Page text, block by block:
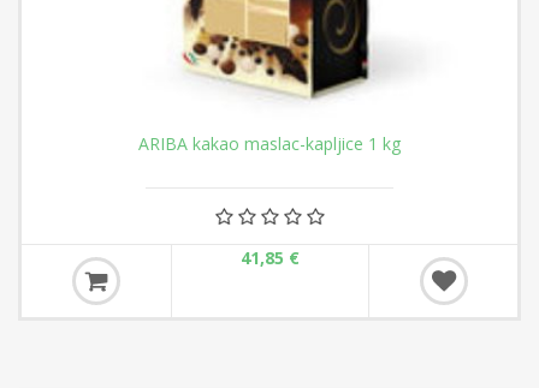
ARIBA kakao maslac-kapljice 1 kg
41,85 €